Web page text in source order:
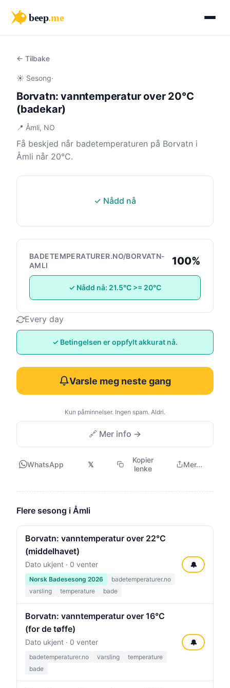
beep.me
← Tilbake
☀️ Sesong·
Borvatn: vanntemperatur over 20°C
(badekar)
📍 Åmli, NO
Få beskjed når badetemperaturen på Borvatn i
Åmli når 20°C.
✓ Nådd nå
BADETEMPERATURER.NO/BORVATN-
AMLI
100%
✓ Nådd nå: 21.5°C >= 20°C
Every day
✓ Betingelsen er oppfylt akkurat nå.
Varsle meg neste gang
Kun påminnelser. Ingen spam. Aldri.
🔗 Mer info →
WhatsApp 𝕏
Kopier
lenke
Mer...
Flere sesong i Åmli
Borvatn: vanntemperatur over 22°C
(middelhavet)
Dato ukjent · 0 venter
Norsk Badesesong 2026
badetemperaturer.no
varsling
temperature bade
🔔
Borvatn: vanntemperatur over 16°C
(for de tøffe)
Dato ukjent · 0 venter
badetemperaturer.no varsling
temperature
bade
🔔